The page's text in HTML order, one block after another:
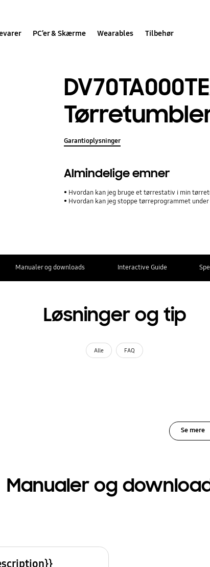
PC’er & Skærme Wearables Tilbehør
Garantioplysninger
Almindelige emner
Hvordan kan jeg bruge et tørrestativ i min
Hvordan kan jeg stoppe tørreprogrammet
Manualer og downloads Interactive Guide
Løsninger og tip
Alle FAQ
Se mere
Manualer og